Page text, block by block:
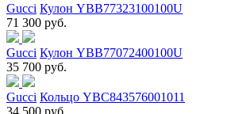
Gucci Кулон YBB77323100100U
71 300 руб.
Gucci Кулон YBB77072400100U
35 700 руб.
Gucci Кольцо YBC843576001011
34 500 руб.